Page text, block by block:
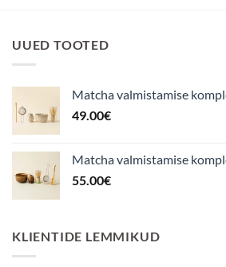
UUED TOOTED
Matcha valmistamise
49.00€
Matcha valmistamise
55.00€
KLIENTIDE LEMMIKUD